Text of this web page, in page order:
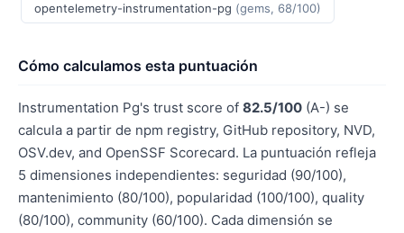
opentelemetry-instrumentation-pg (gems, 68/100)
Cómo calculamos esta puntuación
Instrumentation Pg's trust score of 82.5/100 (A-) se
calcula a partir de npm registry, GitHub repository, NVD,
OSV.dev, and OpenSSF Scorecard. La puntuación refleja
5 dimensiones independientes: seguridad (90/100),
mantenimiento (80/100), popularidad (100/100), quality
(80/100), community (60/100). Cada dimensión se